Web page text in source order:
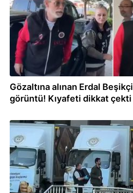
Gözaltına alınan Erdal
görüntü! Kıyafeti dikkat çekti
30.07.2026